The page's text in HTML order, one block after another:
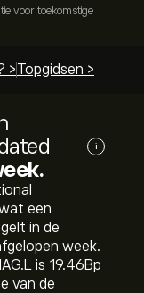
voor toekomstige
>Topgidsen >
i
een
in de
week.
is 19.46B‎p‎
van de